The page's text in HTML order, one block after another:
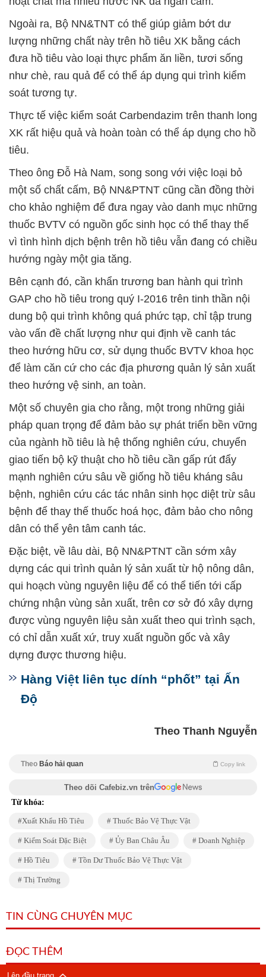
Ngoài ra, Bộ NN&TNT có thể giúp giảm bớt dư
lượng những chất này trên hồ tiêu XK bằng cách
đưa hồ tiêu vào loại thực phẩm ăn liền, tươi sống
như chè, rau quả để có thể áp dụng qui trình kiểm
soát tương tự.
Thực tế việc kiểm soát Carbendazim trên thanh long
XK rất hiệu quả và hoàn toàn có thể áp dụng cho hồ
tiêu.
Theo ông Đỗ Hà Nam, song song với việc loại bỏ
một số chất cấm, Bộ NN&PTNT cũng cần đồng thời
cho khảo nghiệm để đưa ngay vào danh mục những
thuốc BVTV có nguồn gốc sinh học có thể thay thế
vì tình hình dịch bệnh trên hồ tiêu vẫn đang có chiều
hướng ngày một gia tăng.
Bên cạnh đó, cần khẩn trương ban hành qui trình
GAP cho hồ tiêu trong quý I-2016 trên tinh thần nội
dung bộ qui trình không quá phức tạp, chỉ tập trung
vào vấn đề chất lượng như qui định về canh tác
theo hướng hữu cơ, sử dụng thuốc BVTV khoa học
để làm căn cứ cho các địa phương quản lý sản xuất
theo hướng vệ sinh, an toàn.
Một số chuyên gia cho rằng, một trong những giải
pháp quan trọng để đảm bảo sự phát triển bền vững
của ngành hồ tiêu là hệ thống nghiên cứu, chuyển
giao tiến bộ kỹ thuật cho hồ tiêu cần gấp rút đẩy
mạnh nghiên cứu sâu về giống hồ tiêu kháng sâu
bệnh, nghiên cứu các tác nhân sinh học diệt trừ sâu
bệnh để thay thế thuốc hoá học, đảm bảo cho nông
dân có thể yên tâm canh tác.
Đặc biệt, về lâu dài, Bộ NN&PTNT cần sớm xây
dựng các qui trình quản lý sản xuất từ hộ nông dân,
qui hoạch vùng nguyên liệu để có thể tiến tới cấp
chứng nhận vùng sản xuất, trên cơ sở đó xây dựng
được vùng nguyên liệu sản xuất theo qui trình sạch,
có chỉ dẫn xuất xứ, truy xuất nguồn gốc và xây
dựng được thương hiệu.
Hàng Việt liên tục dính “phốt” tại Ấn
Độ
Theo Thanh Nguyễn
Theo Báo hải quan Copy link
Theo dõi Cafebiz.vn trên
Từ khóa:
Xuất Khẩu Hồ Tiêu Thuốc Bảo Vệ Thực Vật
Kiểm Soát Đặc Biệt Ủy Ban Châu Âu Doanh Nghiệp
Hồ Tiêu Tồn Dư Thuốc Bảo Vệ Thực Vật
Thị Trường
TIN CÙNG CHUYÊN MỤC
ĐỌC THÊM